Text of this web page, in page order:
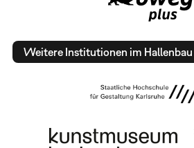
Weitere Institutionen im Hallenbau